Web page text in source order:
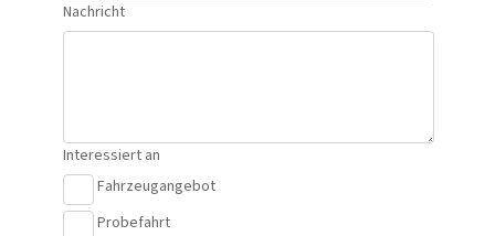
Nachricht
Interessiert an
Fahrzeugangebot
Probefahrt